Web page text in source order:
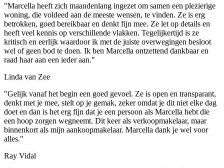
"Marcella heeft zich maandenlang ingezet om samen een plezierige
woning, die voldeed aan de meeste wensen, te vinden. Ze is erg
betrokken, goed bereikbaar en denkt fijn mee. Ze let op details en
heeft veel kennis op verschillende vlakken. Tegelijkertijd is ze
kritisch en eerlijk waardoor ik met de juiste overwegingen besloot
wel of geen bod te doen. Ik ben Marcella ontzettend dankbaar en
raad haar aan een ieder aan."
Linda van Zee
"Gelijk vanaf het begin een goed gevoel. Ze is open en transparant,
denkt met je mee, stelt op je gemak, zeker omdat je dit niet elke dag
doet en dan is het erg fijn dat je een persoon als Marcella hebt die
een hoop zorgen wegneemt. Dit keer als verkoopmakelaar, maar
binnenkort als mijn aankoopmakelaar. Marcella dank je wel voor
alles."
Ray Vidal